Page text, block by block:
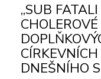
„SUB
DNEŠNÍHO